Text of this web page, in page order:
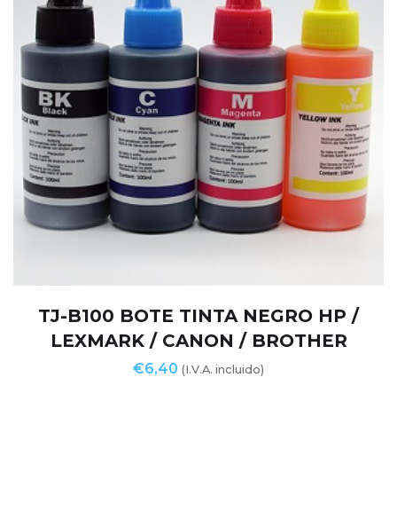
TJ-B100 BOTE TINTA NEGRO HP /
LEXMARK / CANON / BROTHER
€6,40 (I.V.A. incluido)